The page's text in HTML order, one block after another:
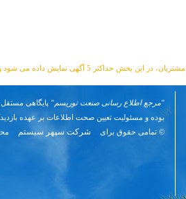
نمایش داده می شود و از پذیرش تعداد آگهی بیشتر معذوریم.
"مرجع اطلاع رسانی صنعت توریسم" پایگاهی
بوده و مسئوليت تعیین صحت اطلاعات بر عهده
© تمامی حقوق برای
شرکت سپهر سیستم